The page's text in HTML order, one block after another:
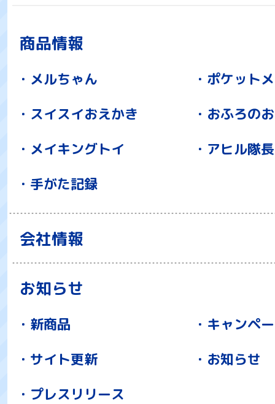
商品情報
メルちゃん
ポケット
スイスイおえかき
おふろの
メイキングトイ
アヒル隊長
手がた記録
会社情報
お知らせ
新商品
キャンペ
サイト更新
お知らせ
プレスリリース